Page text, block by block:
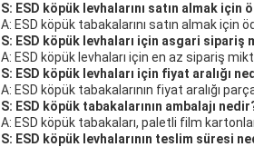
S: ESD köpük levhalarını satın almak
A: ESD köpük tabakalarını satın almak için
S: ESD köpük levhaları için asgari sipariş
A: ESD köpük levhaları için en az sipariş
S: ESD köpük levhaları için fiyat aralığı
A: ESD köpük tabakalarının fiyat aralığı
S: ESD köpük tabakalarının ambalajı
A: ESD köpük tabakaları, paletli film
S: ESD köpük levhalarının teslim süresi